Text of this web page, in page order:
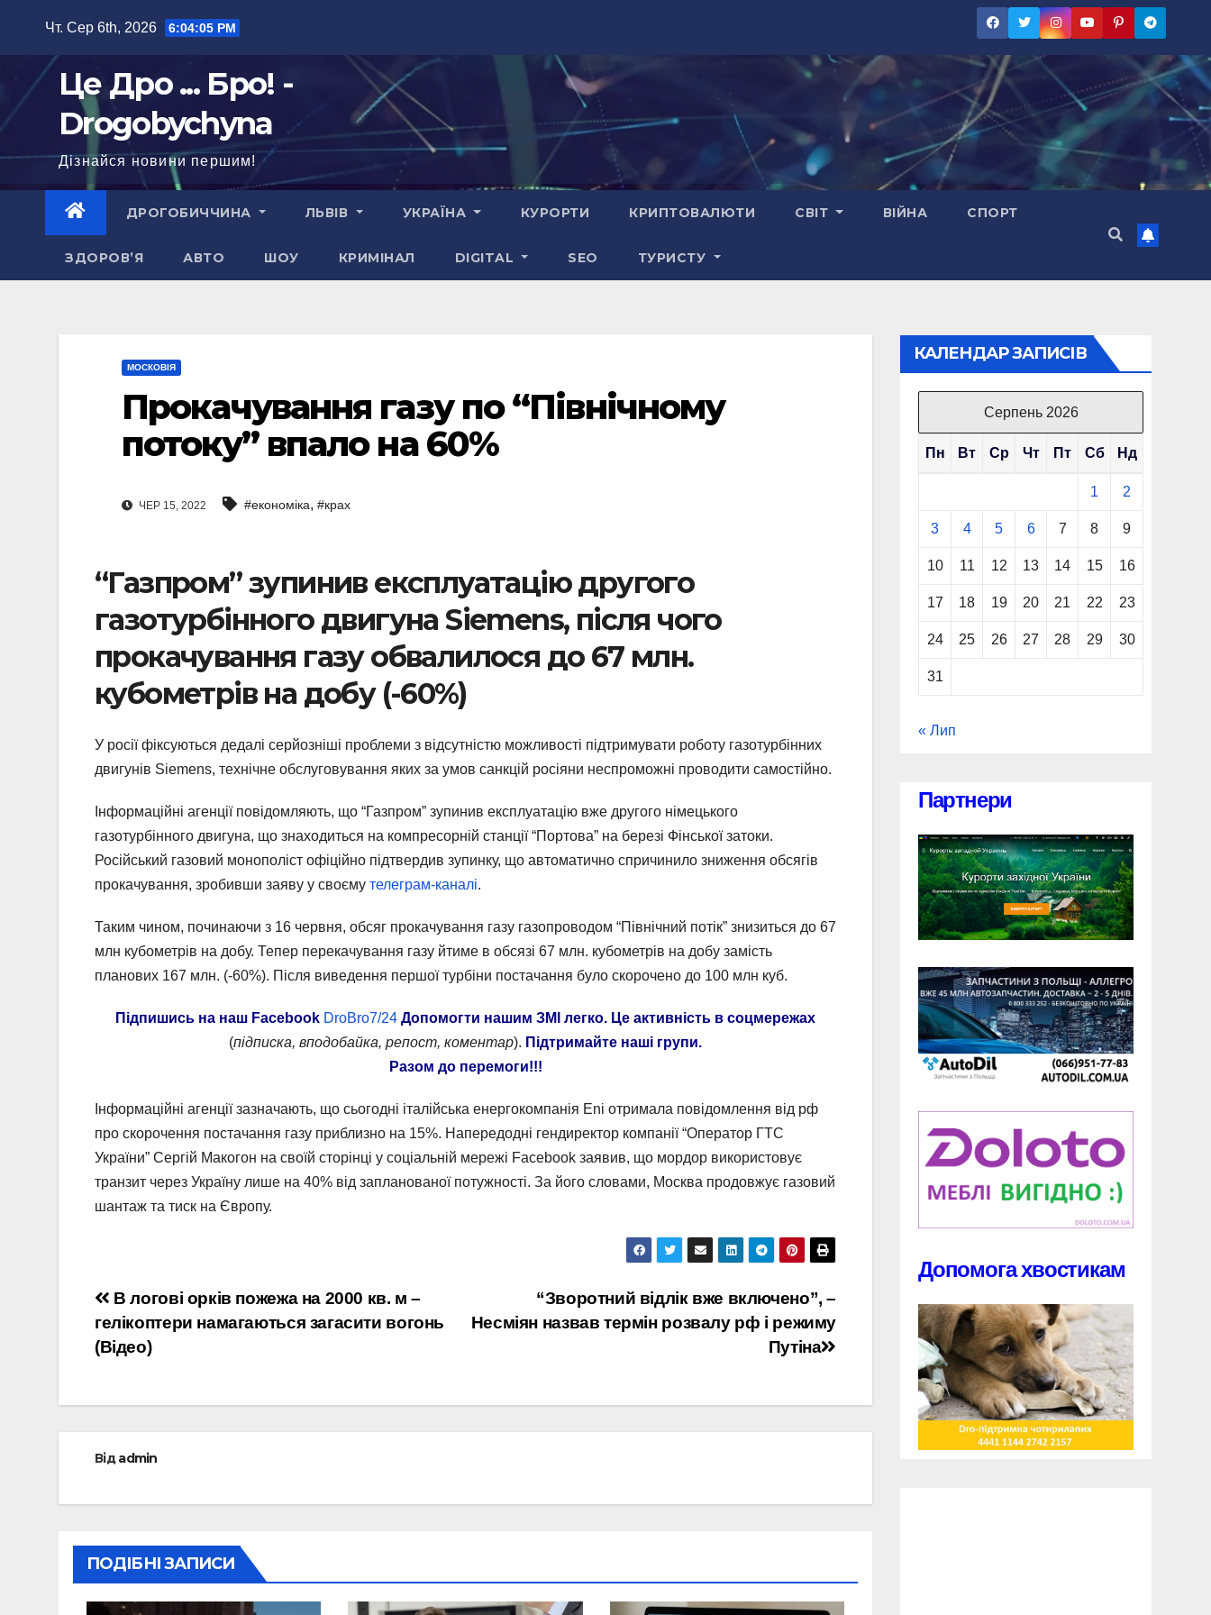
Чт. Сер 6th, 2026 6:04:06 PM
Це Дро ... Бро! -
Drogobychyna
Дізнайся новини першим!
ДРОГОБИЧЧИНА ЛЬВІВ УКРАЇНА КУРОРТИ КРИПТОВАЛЮТИ СВІТ ВІЙНА СПОРТ
ЗДОРОВ’Я АВТО ШОУ КРИМІНАЛ DIGITAL SEO ТУРИСТУ
МОСКОВІЯ
Прокачування газу по “Північному
потоку” впало на 60%
ЧЕР 15, 2022 #економіка, #крах
“Газпром” зупинив експлуатацію другого
газотурбінного двигуна Siemens, після чого
прокачування газу обвалилося до 67 млн.
кубометрів на добу (-60%)
У росії фіксуються дедалі серйозніші проблеми з відсутністю можливості підтримувати роботу газотурбінних
двигунів Siemens, технічне обслуговування яких за умов санкцій росіяни неспроможні проводити самостійно.
Інформаційні агенції повідомляють, що “Газпром” зупинив експлуатацію вже другого німецького
газотурбінного двигуна, що знаходиться на компресорній станції “Портова” на березі Фінської затоки.
Російський газовий монополіст офіційно підтвердив зупинку, що автоматично спричинило зниження обсягів
прокачування, зробивши заяву у своєму телеграм-каналі.
Таким чином, починаючи з 16 червня, обсяг прокачування газу газопроводом “Північний потік” знизиться до 67
млн ​​кубометрів на добу. Тепер перекачування газу йтиме в обсязі 67 млн. кубометрів на добу замість
планових 167 млн. (-60%). Після виведення першої турбіни постачання було скорочено до 100 млн куб.
Підпишись на наш Facebook DroBro7/24 Допомогти нашим ЗМІ легко. Це активність в соцмережах
(підписка, вподобайка, репост, коментар). Підтримайте наші групи.
Разом до перемоги!!!
Інформаційні агенції зазначають, що сьогодні італійська енергокомпанія Eni отримала повідомлення від рф
про скорочення постачання газу приблизно на 15%. Напередодні гендиректор компанії “Оператор ГТС
України” Сергій Макогон на своїй сторінці у соціальній мережі Facebook заявив, що мордор використовує
транзит через Україну лише на 40% від запланованої потужності. За його словами, Москва продовжує газовий
шантаж та тиск на Європу.
Навігація
записів
“Зворотний відлік вже включено”, –
Несміян назвав термін розвалу рф і режиму
Путіна
В логові орків пожежа на 2000 кв. м –
гелікоптери намагаються загасити вогонь
(Відео)
Відadmin
ПОДІБНІ ЗАПИСИ
КАЛЕНДАР ЗАПИСІВ
Серпень 2026
Пн Вт Ср Чт Пт Сб Нд
1 2
3 4 5 6 7 8 9
10 11 12 13 14 15 16
17 18 19 20 21 22 23
24 25 26 27 28 29 30
31
« Лип
Партнери
Допомога хвостикам